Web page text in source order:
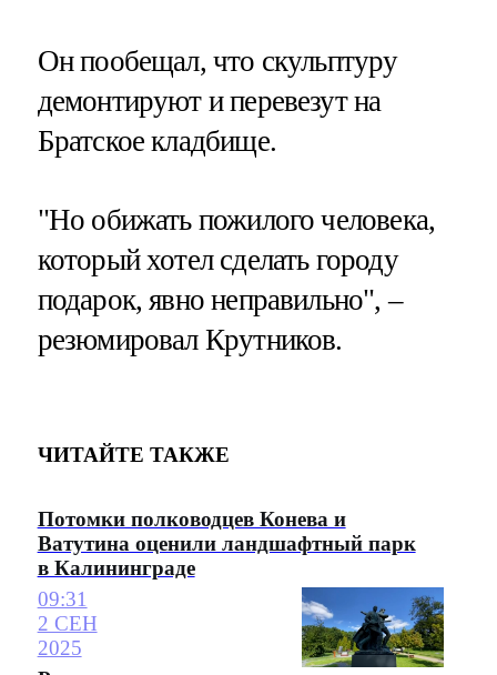
Он пообещал, что скульптуру
демонтируют и перевезут на
Братское кладбище.
"Но обижать пожилого человека,
который хотел сделать городу
подарок, явно неправильно", –
резюмировал Крутников.
ЧИТАЙТЕ ТАКЖЕ
Потомки полководцев Конева и
Ватутина оценили ландшафтный парк
в Калининграде
09:31
2 СЕН
2025